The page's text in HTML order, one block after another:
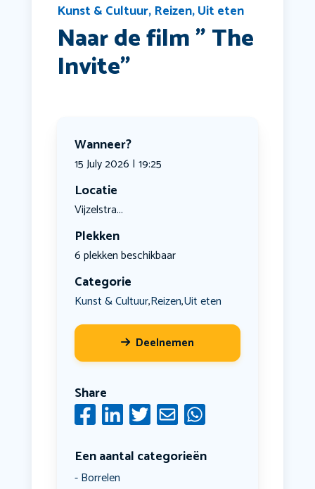
Kunst & Cultuur, Reizen,Uit eten
Naar de film ” The
Invite”
Wanneer?
15 July 2026 | 19:25
Locatie
Vijzelstra...
Plekken
6 plekken beschikbaar
Categorie
Kunst & Cultuur,Reizen,Uit eten
Deelnemen
Share
Een aantal categorieën
Borrelen